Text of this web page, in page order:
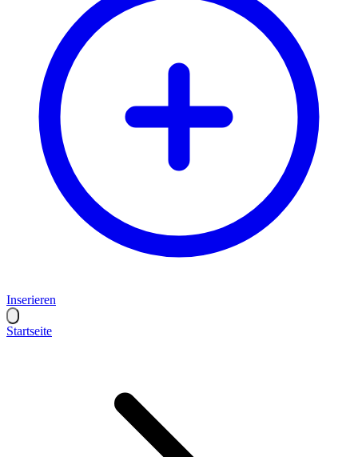
Inserieren
Startseite